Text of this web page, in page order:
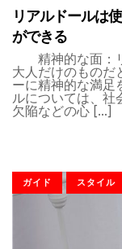
リアルドールは
ができる
精神的な面：リ
大人だけのものだ
ーに精神的な満足
ルについては、社
欠陥などの心 […]
ガイド スタイル